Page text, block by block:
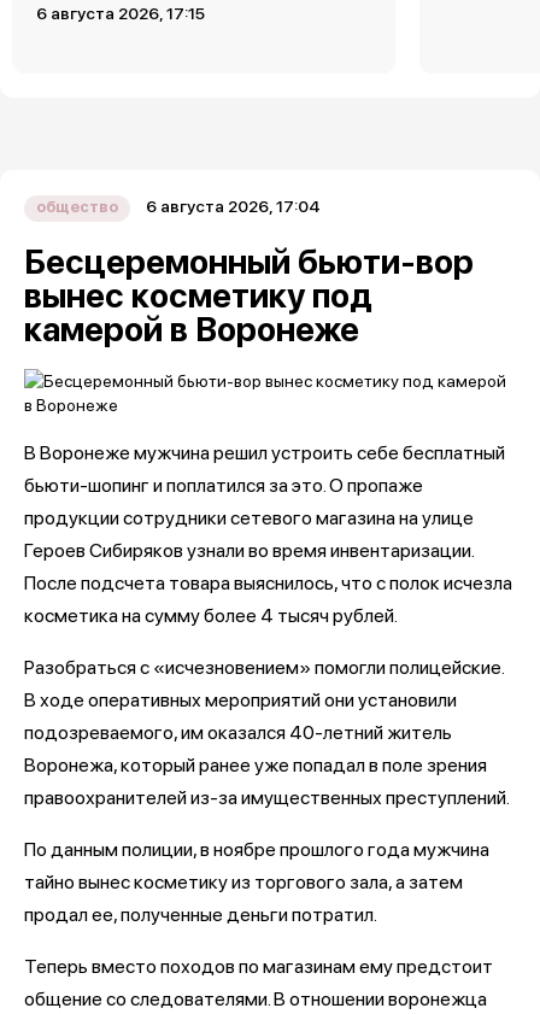
6 августа 2026, 17:15
общество 6 августа 2026, 17:04
Бесцеремонный бьюти-вор
вынес косметику под
камерой в Воронеже
В Воронеже мужчина решил устроить себе бесплатный
бьюти-шопинг и поплатился за это. О пропаже
продукции сотрудники сетевого магазина на улице
Героев Сибиряков узнали во время инвентаризации.
После подсчета товара выяснилось, что с полок исчезла
косметика на сумму более 4 тысяч рублей.
Разобраться с «исчезновением» помогли полицейские.
В ходе оперативных мероприятий они установили
подозреваемого, им оказался 40-летний житель
Воронежа, который ранее уже попадал в поле зрения
правоохранителей из-за имущественных преступлений.
По данным полиции, в ноябре прошлого года мужчина
тайно вынес косметику из торгового зала, а затем
продал ее, полученные деньги потратил.
Теперь вместо походов по магазинам ему предстоит
общение со следователями. В отношении воронежца